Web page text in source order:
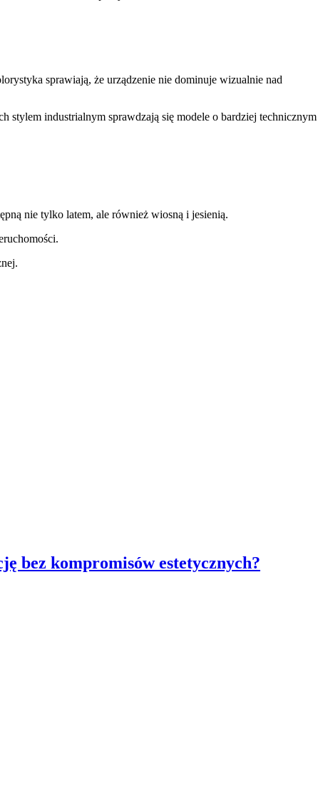
sprawiają, że urządzenie nie dominuje wizualnie nad
stylem industrialnym sprawdzają się modele o bardziej technicznym
nie tylko latem, ale również wiosną i jesienią.
bez kompromisów estetycznych?